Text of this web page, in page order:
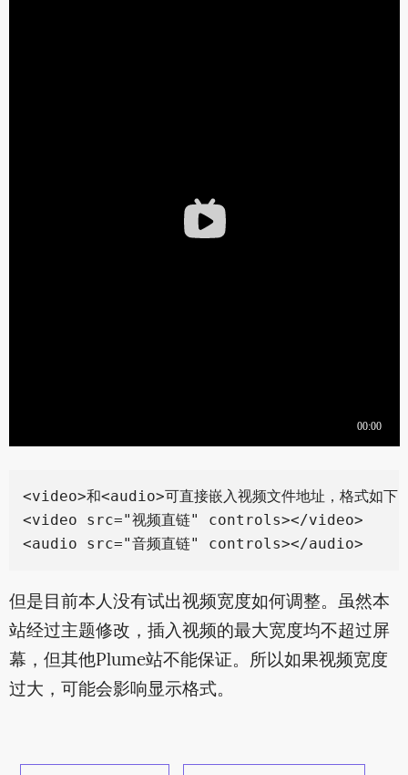
<video>和<audio>可直接嵌入视频文件地址，格式如下
<video src="视频直链" controls></video>
但是目前本人没有试出视频宽度如何调整。虽然本
站经过主题修改，插入视频的最大宽度均不超过屏
幕，但其他Plume站不能保证。所以如果视频宽度
过大，可能会影响显示格式。